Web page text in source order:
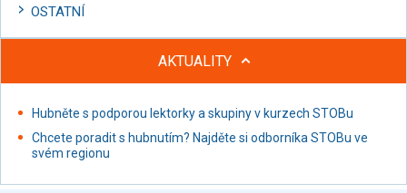
OSTATNÍ
AKTUALITY
Hubněte s podporou lektorky a skupiny v kurzech STOBu
Chcete poradit s hubnutím? Najděte si odborníka STOBu ve
svém regionu